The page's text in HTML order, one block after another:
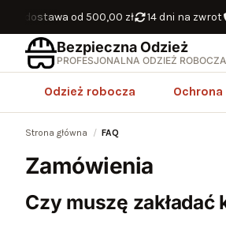
dostawa od 500,00 zł 14 dni na zwrot
Bezpieczna Odzież
PROFESJONALNA ODZIEŻ ROBOCZA
Profesjonalna odzież robocza
Odzież robocza Ochrona
Strona główna FAQ
Zamówienia
Czy muszę